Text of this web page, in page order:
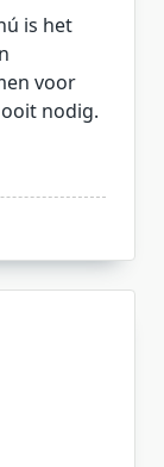
is het
voor
nodig.